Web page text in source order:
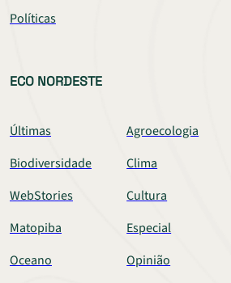
Políticas
ECO NORDESTE
Últimas
Agroecologia
Biodiversidade
Clima
WebStories
Cultura
Matopiba
Especial
Oceano
Opinião